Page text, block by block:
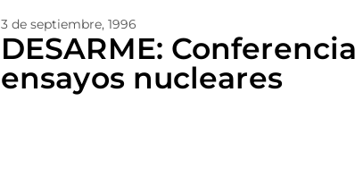
3 de septiembre, 1996
DESARME:
ensayos nucleares